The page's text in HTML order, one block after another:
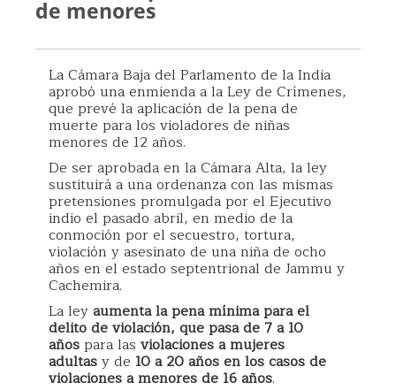
de menores
La Cámara Baja del Parlamento de la India
aprobó una enmienda a la Ley de Crímenes,
que prevé la aplicación de la pena de
muerte para los violadores de niñas
menores de 12 años.
De ser aprobada en la Cámara Alta, la ley
sustituirá a una ordenanza con las mismas
pretensiones promulgada por el Ejecutivo
indio el pasado abril, en medio de la
conmoción por el secuestro, tortura,
violación y asesinato de una niña de ocho
años en el estado septentrional de Jammu y
Cachemira.
La leyaumenta la pena mínima para el
delito de violación, que pasa de 7 a 10
añospara las violaciones a mujeres
adultasy de 10 a 20 años en los casos de
violaciones a menores de 16 años.